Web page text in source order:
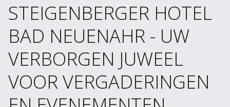
STEIGENBERGER HOTEL
BAD NEUENAHR - UW
VERBORGEN JUWEEL
VOOR VERGADERINGEN